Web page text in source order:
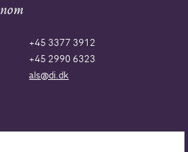
+45 3377 3912
+45 2990 6323
als@di.dk